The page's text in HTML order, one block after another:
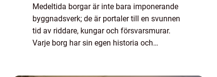
Medeltida borgar är inte bara imponerande
byggnadsverk; de är portaler till en svunnen
tid av riddare, kungar och försvarsmurar.
Varje borg har sin egen historia och